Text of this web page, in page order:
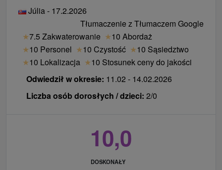
Júlia - 17.2.2026
Tłumaczenie z Tłumaczem Google
★7.5 Zakwaterowanie ★10 Abordaż
★10 Personel ★10 Czystość ★10 Sąsiedztwo
★10 Lokalizacja ★10 Stosunek ceny do jakości
Odwiedził w okresie: 11.02 - 14.02.2026
Liczba osób dorosłych / dzieci: 2/0
10,0
DOSKONAŁY